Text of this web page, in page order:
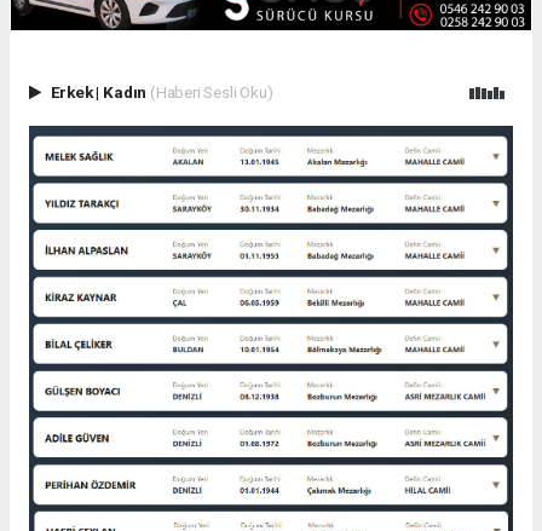
Erkek| Kadın (Haberi Sesli Oku)